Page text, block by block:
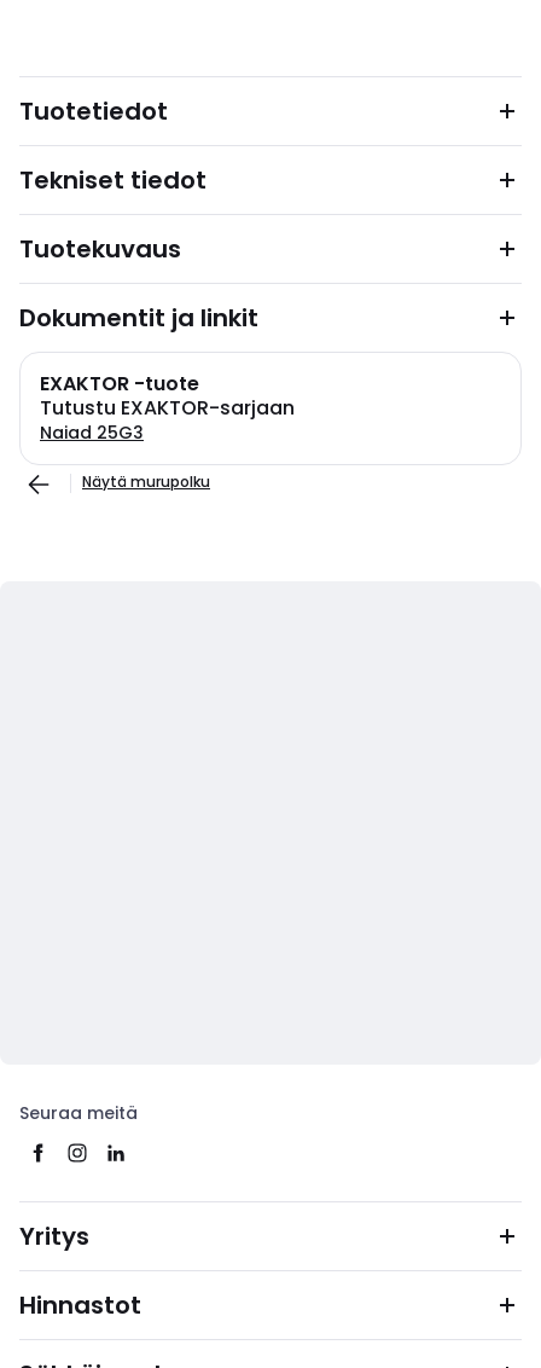
Tuotetiedot
Tekniset tiedot
Tuotekuvaus
Dokumentit ja linkit
EXAKTOR -tuote
Tutustu EXAKTOR-sarjaan
Naiad 25G3
Näytä murupolku
Seuraa meitä
Yritys
Hinnastot